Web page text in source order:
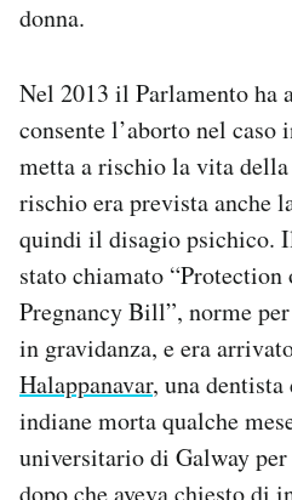
donna.
Nel 2013 il Parlamento ha
consente l’aborto nel caso
metta a rischio la vita
rischio era prevista anche
quindi il disagio psichico.
stato chiamato
Pregnancy Bill”, norme
in gravidanza, e era
Halappanavar, una
indiane morta qualche
universitario di Galway per